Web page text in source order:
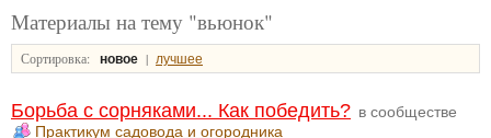
Материалы на тему "вьюнок"
Сортировка: новое | лучшее
Борьба с сорняками... Как победить? в сообществе
Практикум садовода и огородника